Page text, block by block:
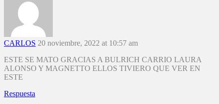
CARLOS 20 noviembre, 2022 at 10:57 am
ESTE SE MATO GRACIAS A BULRICH CARRIO LAURA
ALONSO Y MAGNETTO ELLOS TIVIERO QUE VER EN
ESTE
Respuesta